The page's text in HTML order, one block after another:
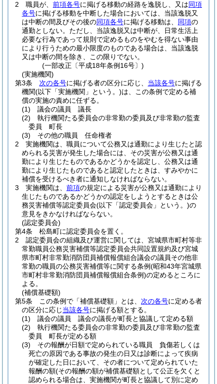
2
職員が、 前項各号に掲げる移動の経路を逸脱し、又は同項
各号に掲げる移動を中断した場合においては、当該逸脱又
は中断の間及びその後の同項各号に掲げる移動は、 同項の
通勤としない。 ただし、当該逸脱又は中断が、日常生活上
必要な行為であって規則で定めるものをやむを得ない事由
により行うための最小限度のものである場合は、当該逸脱
又は中断の間を除き、この限りでない。
(一部改正〔平成18年条例16号〕)
(実施機関)
第3条
次の各号に掲げる者の区分に応じ、 当該各号に掲げる
機関(以下「実施機関」という。)は、この条例で定める補
償の実施の責めに任ずる。
(1)
議会の議員 議長
(2)
執行機関たる委員会の非常勤の委員及び非常勤の監査
委員 町長
(3)
その他の職員 任命権者
2
実施機関は、職員について公務又は通勤により生じたと認
められる災害が発生した場合には、その災害が公務又は通
勤により生じたものであるかどうかを認定し、公務又は通
勤により生じたものであると認定したときは、すみやかに
補償を受けるべき者に通知しなければならない。
3
実施機関は、 前項の規定による災害が公務又は通勤により
生じたものであるかどうかの認定をしようとするときは公
務災害補償等認定委員会(以下「認定委員会」という。)の
意見をきかなければならない。
(認定委員会)
第4条
松島町に認定委員会を置く。
2
認定委員会の組織及び運営に関しては、宮城県市町村等非
常勤職員公務災害補償等認定委員会共同設置規約及び宮城
県市町村非常勤消防団員補償報償組合議会の議員その他非
常勤の職員の公務災害補償等に関する条例(昭和43年宮城県
市町村非常勤消防団員補償報償組合条例)の定めるところに
よる。
(補償基礎額)
第5条
この条例で「補償基礎額」とは、 次の各号に定める者
の区分に応じ当該各号に掲げる額とする。
(1)
議会の議員 議会の議長が町長と協議して定める額
(2)
執行機関たる委員会の非常勤の委員及び非常勤の監査
委員 町長が定める額
(3)
その報酬が日額で定められている職員 負傷若しくは
死亡の原因である事故の発生の日又は診断によって疾病
が確定した日において、その者について定められていた
報酬の額(その報酬の額が補償基礎額として公正を欠くと
認められる場合は、実施機関が町長と協議して別に定め